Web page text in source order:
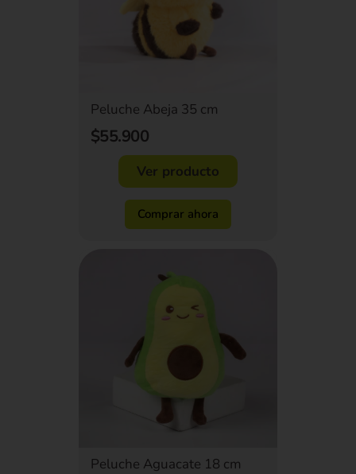
Peluche Abeja 35 cm
$55.900
Ver producto
Comprar ahora
Peluche Aguacate 18 cm